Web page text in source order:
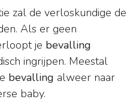
zal de verloskundige de
Als er geen
je bevalling
ingrijpen. Meestal
bevalling alweer naar
baby.